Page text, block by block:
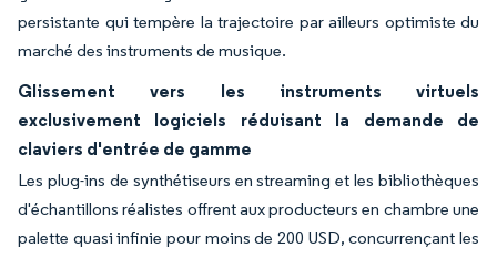
persistante qui tempère la trajectoire par ailleurs optimiste du
marché des instruments de musique.
Glissement vers les instruments virtuels
exclusivement logiciels réduisant la demande de
claviers d'entrée de gamme
Les plug-ins de synthétiseurs en streaming et les bibliothèques
d'échantillons réalistes offrent aux producteurs en chambre une
palette quasi infinie pour moins de 200 USD, concurrençant les